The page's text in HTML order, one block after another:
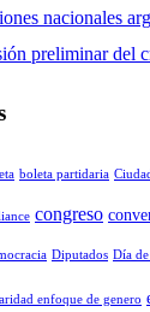
nacionales
preliminar del
boleta partidaria
congreso
Diputados Día
enfoque de genero